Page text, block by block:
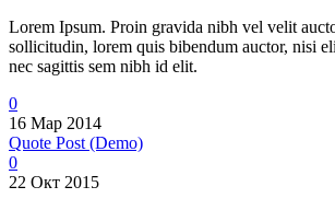
Lorem Ipsum. Proin gravida nibh vel velit
sollicitudin, lorem quis bibendum auctor, nisi
nec sagittis sem nibh id elit.
0
16 Мар 2014
Quote Post (Demo)
0
22 Окт 2015